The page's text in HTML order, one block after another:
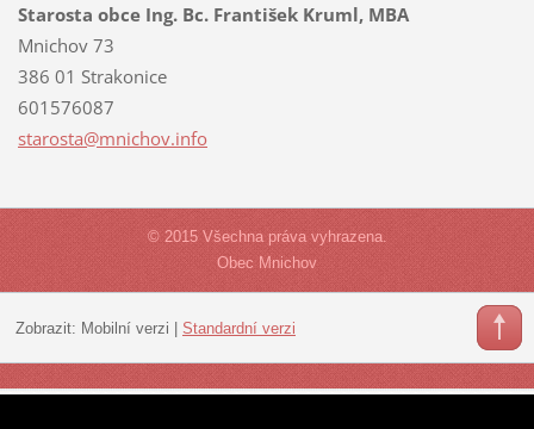
Starosta obce Ing. Bc. František Kruml, MBA
Mnichov 73
386 01 Strakonice
601576087
starosta@mnichov.info
© 2015 Všechna práva vyhrazena.
Obec Mnichov
Zobrazit: Mobilní verzi Standardní verzi